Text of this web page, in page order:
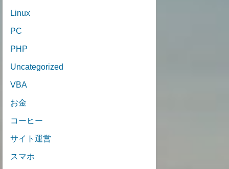
Linux
PC
PHP
Uncategorized
VBA
お金
コーヒー
サイト運営
スマホ